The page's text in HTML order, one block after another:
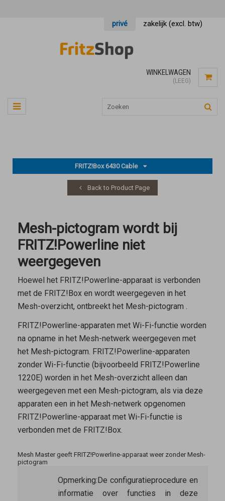
privé zakelijk (excl. btw)
WINKELWAGEN
(LEEG)
FRITZ!Box 6430 Cable
Back to Product Page
Mesh-pictogram wordt bij
FRITZ!Powerline niet
weergegeven
Hoewel het FRITZ!Powerline-apparaat is verbonden
met de FRITZ!Box en wordt weergegeven in het
Mesh-overzicht, ontbreekt het Mesh-pictogram
FRITZ!Powerline-apparaten met Wi-Fi-functie worden
na opname in het Mesh-netwerk weergegeven met
het Mesh-pictogram. FRITZ!Powerline-apparaten
zonder Wi-Fi-functie (bijvoorbeeld FRITZ!Powerline
1220E) worden in het Mesh-overzicht alleen dan
weergegeven met een Mesh-pictogram, als via deze
apparaten een in het Mesh-netwerk opgenomen
FRITZ!Powerline-apparaat met Wi-Fi-functie is
verbonden met de FRITZ!Box.
Mesh Master geeft FRITZ!Powerline-apparaat weer zonder Mesh-
pictogram
Opmerking: De configuratieprocedure en
informatie over functies in deze